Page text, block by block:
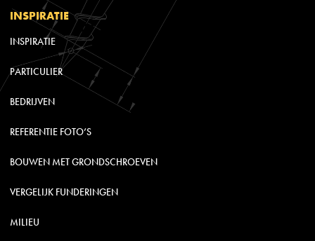
INSPIRATIE
INSPIRATIE
PARTICULIER
BEDRIJVEN
REFERENTIE FOTO’S
BOUWEN MET GRONDSCHROEVEN
VERGELIJK FUNDERINGEN
MILIEU